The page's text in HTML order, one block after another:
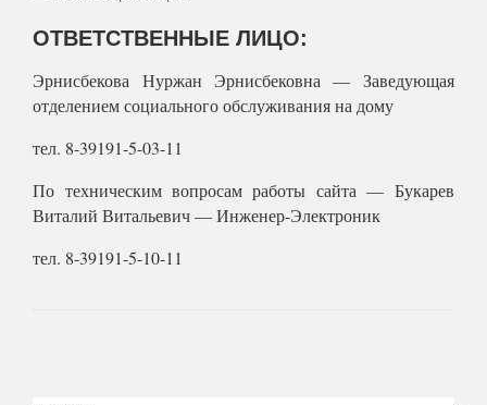
ОТВЕТСТВЕННЫЕ ЛИЦО:
Эрнисбекова Нуржан Эрнисбековна — Заведующая
отделением социального обслуживания на дому
тел. 8-39191-5-03-11
По техническим вопросам работы сайта — Букарев
Виталий Витальевич — Инженер-Электроник
тел. 8-39191-5-10-11